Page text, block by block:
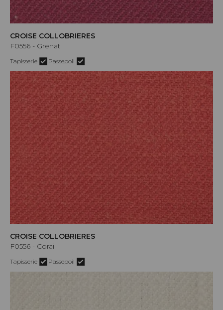
CROISE COLLOBRIERES
F0556 - Grenat
Tapisserie Passepoil
CROISE COLLOBRIERES
F0556 - Corail
Tapisserie Passepoil